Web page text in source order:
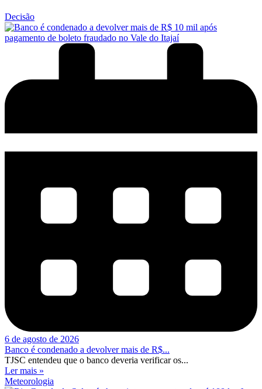
Decisão
6 de agosto de 2026
Banco é condenado a devolver mais de R$...
TJSC entendeu que o banco deveria verificar os...
Ler mais »
Meteorologia